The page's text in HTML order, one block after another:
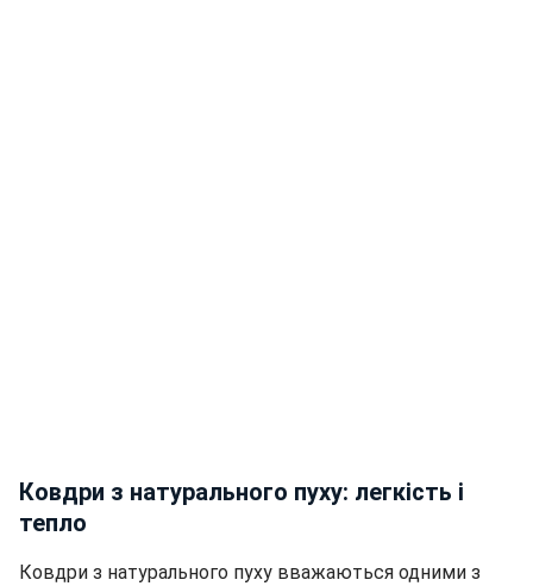
Ковдри з натурального пуху: легкість і
тепло
Ковдри з натурального пуху вважаються одними з